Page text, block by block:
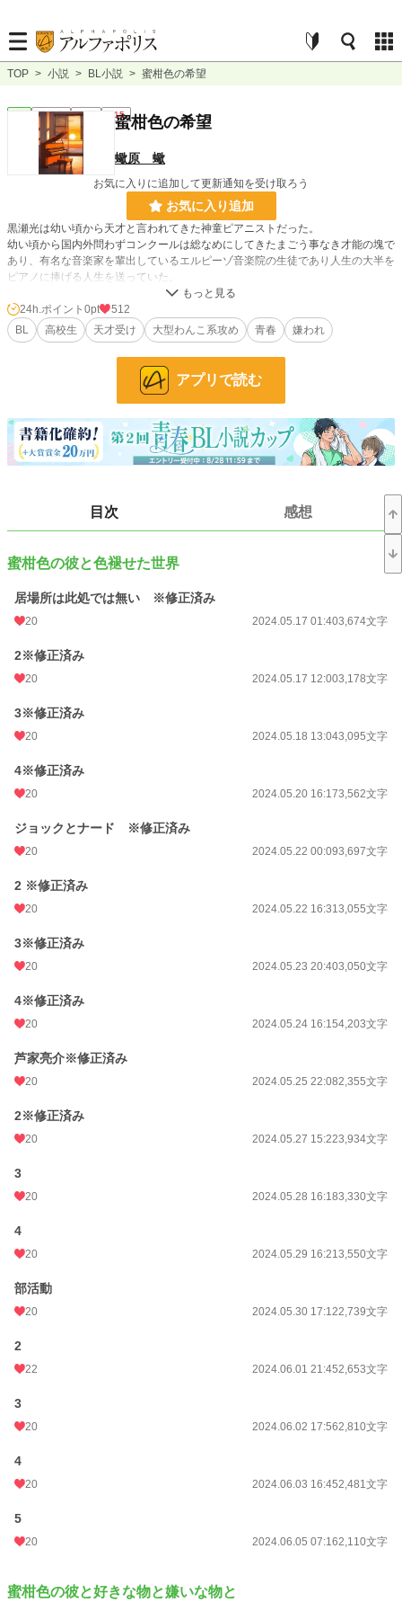
TOP > 小説 > BL小説 > 蜜柑色の希望
連載中 長編 R15
蜜柑色の希望
蠍原 蠍
お気に入りに追加して更新通知を受け取ろう
お気に入り追加
黒瀬光は幼い頃から天才と言われてきた神童ピアニストだった。
幼い頃から国内外問わずコンクールは総なめにしてきたまごう事なき才能の塊で
あり、有名な音楽家を輩出しているエルピーゾ音楽院の生徒であり人生の大半を
ピアノに捧げる人生を送っていた。
しかし、ある日彼はピアニストが稀にかかる筋肉が強張る原因不明の病にかかっ
てしまい、14歳の時からピアノを弾くことが出来なくなってしまう。
最初は本人は勿論、彼に期待を寄せていた両親、彼の指導者も全身全霊を尽くし
てサポートしていたのだが酷くなる病状に両親の期待は彼の妹に移り、指導者か
らも少しずつ距離を置かれ始め、それでも必死にリハビリをしていた光だった
が、精神的に追い詰められてしまう。そして、ある日を境に両親は光に祖父や祖
母のいる日本で暮らすように言いつけ精神的にもギリギリだった光は拒否するこ
とができず、幼い頃に離れた日本へと帰国して、彼にとって初めての日本の学生
生活を送る事になる。
そんな中で出会う蜜柑色の髪色を持つ、バスケの才能が光っている、昔見たアニ
メの主人公のような普通と輝きを併せ持つ、芦家亮介と出会う。
い。
小説 228,618 位 / 228,618 件
BL
お気に入り 15
24h.ポイント
文字数 81,484
初回公開日時 2024.05.17 01:40
累計ポイント
24h.ポイント 0pt
512
BL
高校生 天才受け 大型わんこ系攻め 青春 嫌われ
アプリで読む
目次 感想
蜜柑色の彼と色褪せた世界
居場所は此処では無い ※修正済み
20 2024.05.17 01:403,674文字
2※修正済み
20 2024.05.17 12:003,178文字
3※修正済み
20 2024.05.18 13:043,095文字
4※修正済み
20 2024.05.20 16:173,562文字
ジョックとナード ※修正済み
20 2024.05.22 00:093,697文字
2 ※修正済み
20 2024.05.22 16:313,055文字
3※修正済み
20 2024.05.23 20:403,050文字
4※修正済み
20 2024.05.24 16:154,203文字
芦家亮介※修正済み
20 2024.05.25 22:082,355文字
2※修正済み
20 2024.05.27 15:223,934文字
3
20 2024.05.28 16:183,330文字
4
20 2024.05.29 16:213,550文字
部活動
20 2024.05.30 17:122,739文字
2
22 2024.06.01 21:452,653文字
3
20 2024.06.02 17:562,810文字
4
20 2024.06.03 16:452,481文字
5
20 2024.06.05 07:162,110文字
蜜柑色の彼と好きな物と嫌いな物と